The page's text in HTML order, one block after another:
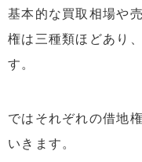
基本的な買取相場や
権は三種類ほどあり
す。
ではそれぞれの借地
いきます。